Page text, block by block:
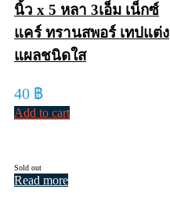
นิ้ว x 5 หลา 3เอ็ม เน็กซ์
แคร์ ทรานสพอร์ เทปแต่ง
แผลชนิดใส
40 ฿
Add to cart
Sold out
Read more